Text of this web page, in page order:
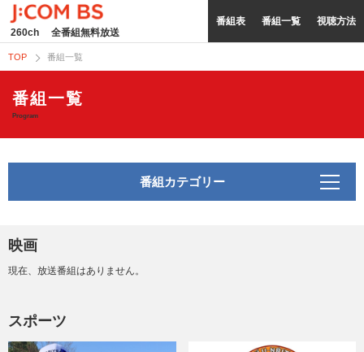
260ch 全番組無料放送
番組表 番組一覧 視聴方法
TOP 番組一覧
番組一覧
Program
番組カテゴリー
映画
現在、放送番組はありません。
スポーツ